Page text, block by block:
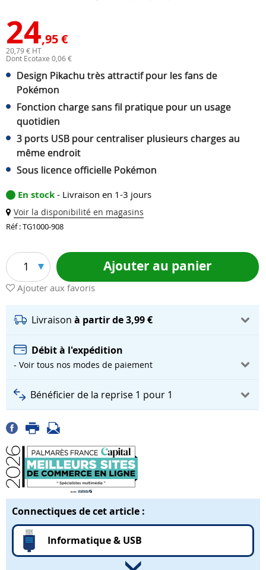
24,95 €
20,79 € HT
Dont Ecotaxe 0,06 €
Design Pikachu très attractif pour les fans de
Pokémon
Fonction charge sans fil pratique pour un usage
quotidien
3 ports USB pour centraliser plusieurs charges au
même endroit
Sous licence officielle Pokémon
En stock - Livraison en 1-3 jours
Voir la disponibilité en magasins
Réf : TG1000-908
1 Ajouter au panier
Ajouter aux favoris
Livraison à partir de 3,99 €
Débit à l'expédition
- Voir tous nos modes de paiement
Bénéficier de la reprise 1 pour 1
Connectiques de cet article :
Informatique & USB